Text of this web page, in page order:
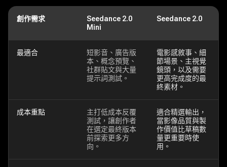
創作需求
Seedance 2.0
Mini
Seedance 2.0
最適合
短影音、廣告版
本、概念預覽、
社群貼文與大量
提示詞測試。
電影感敘事、細
節場景、主視覺
鏡頭，以及需要
更高完成度的最
終素材。
成本重點
主打低成本反覆
測試，讓創作者
在選定最終版本
前探索更多方
向。
適合精選輸出，
當影像品質與製
作價值比草稿數
量更重要時使
用。